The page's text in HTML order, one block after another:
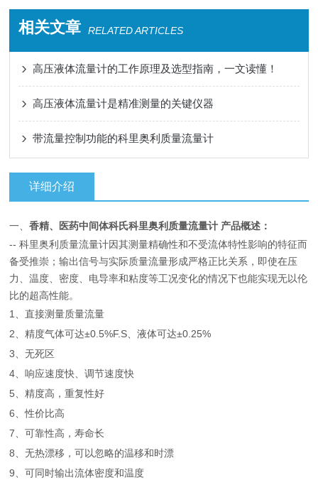
相关文章 RELATED ARTICLES
高压液体流量计的工作原理及选型指南，一文读懂！
高压液体流量计是精准测量的关键仪器
带流量控制功能的科里奥利质量流量计
详细介绍
一、香精、医药中间体科氏科里奥利质量流量计 产品概述：
-- 科里奥利质量流量计因其测量精确性和不受流体特性影响的特征而
备受推崇；输出信号与实际质量流量形成严格正比关系，即使在压
力、温度、密度、电导率和粘度等工况变化的情况下也能实现无以伦
比的超高性能。
1、直接测量质量流量
2、精度气体可达±0.5%F.S、液体可达±0.25%
3、无死区
4、响应速度快、调节速度快
5、精度高，重复性好
6、性价比高
7、可靠性高，寿命长
8、无热漂移，可以忽略的温移和时漂
9、可同时输出流体密度和温度